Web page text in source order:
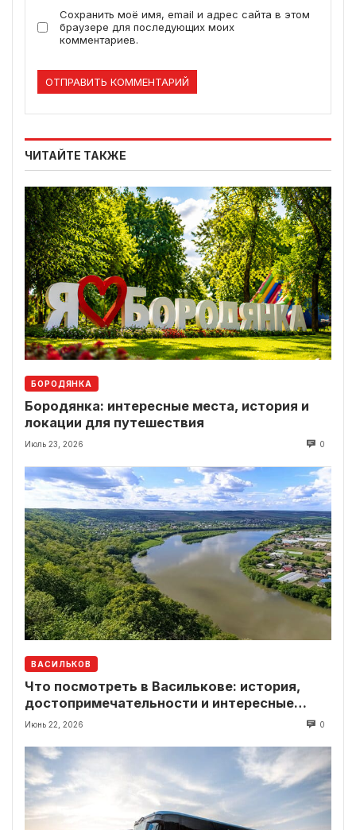
Сохранить моё имя, email и адрес сайта в этом
браузере для последующих моих
комментариев.
ЧИТАЙТЕ ТАКЖЕ
БОРОДЯНКА
Бородянка: интересные места, история и
локации для путешествия
Июль 23, 2026 0
ВАСИЛЬКОВ
Что посмотреть в Василькове: история,
достопримечательности и интересные
локации рядом
Июнь 22, 2026 0